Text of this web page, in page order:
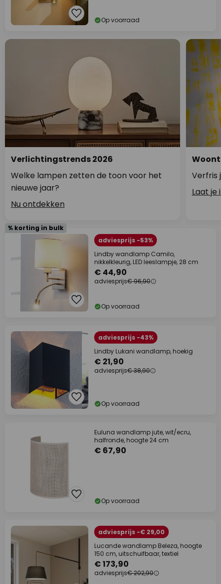
Op voorraad
Verlichtingstrends 2026
Welke lampen zetten de toon voor het
nieuwe jaar?
Nu ontdekken
Verfris
Laat je
% korting in bulk
adviesprijs -53%
Lindby wandlamp Camilo,
nikkelkleurig, LED leeslampje, 28 cm
€ 44,90
adviesprijs€ 96,90
Op voorraad
adviesprijs -43%
Lindby Lukani wandlamp, hoekig
€ 21,90
adviesprijs€ 38,90
Op voorraad
Euluna wandlamp jute, wit/ecru,
halfronde, hoogte 24 cm
€ 67,90
Op voorraad
adviesprijs -€ 29,00
Lucande wandlamp Beleza, hoogte
150 cm, uitschuifbaar, textiel
€ 173,90
adviesprijs€ 202,90